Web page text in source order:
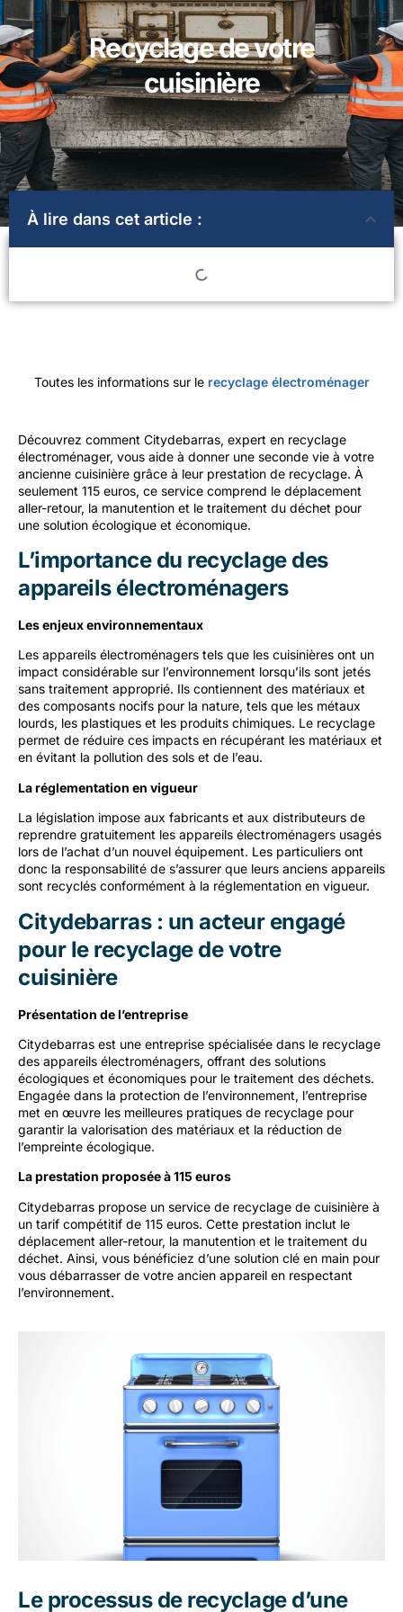
Recyclage de votre
cuisinière
À lire dans cet article :
Toutes les informations sur le recyclage électroménager
Découvrez comment Citydebarras, expert en recyclage
électroménager, vous aide à donner une seconde vie à votre
ancienne cuisinière grâce à leur prestation de recyclage. À
seulement 115 euros, ce service comprend le déplacement
aller-retour, la manutention et le traitement du déchet pour
une solution écologique et économique.
L’importance du recyclage des
appareils électroménagers
Les enjeux environnementaux
Les appareils électroménagers tels que les cuisinières ont un
impact considérable sur l’environnement lorsqu’ils sont jetés
sans traitement approprié. Ils contiennent des matériaux et
des composants nocifs pour la nature, tels que les métaux
lourds, les plastiques et les produits chimiques. Le recyclage
permet de réduire ces impacts en récupérant les matériaux et
en évitant la pollution des sols et de l’eau.
La réglementation en vigueur
La législation impose aux fabricants et aux distributeurs de
reprendre gratuitement les appareils électroménagers usagés
lors de l’achat d’un nouvel équipement. Les particuliers ont
donc la responsabilité de s’assurer que leurs anciens appareils
sont recyclés conformément à la réglementation en vigueur.
Citydebarras : un acteur engagé
pour le recyclage de votre
cuisinière
Présentation de l’entreprise
Citydebarras est une entreprise spécialisée dans le recyclage
des appareils électroménagers, offrant des solutions
écologiques et économiques pour le traitement des déchets.
Engagée dans la protection de l’environnement, l’entreprise
met en œuvre les meilleures pratiques de recyclage pour
garantir la valorisation des matériaux et la réduction de
l’empreinte écologique.
La prestation proposée à 115 euros
Citydebarras propose un service de recyclage de cuisinière à
un tarif compétitif de 115 euros. Cette prestation inclut le
déplacement aller-retour, la manutention et le traitement du
déchet. Ainsi, vous bénéficiez d’une solution clé en main pour
vous débarrasser de votre ancien appareil en respectant
l’environnement.
Le processus de recyclage d’une